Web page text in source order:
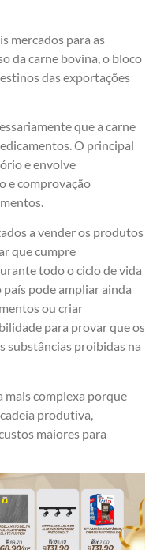
mercados para as
da carne bovina, o bloco
das exportações
que a carne
O principal
e envolve
e comprovação
a vender os produtos
que cumpre
todo o ciclo de vida
pode ampliar ainda
ou criar
para provar que os
substâncias proibidas na
mais complexa porque
produtiva,
maiores para